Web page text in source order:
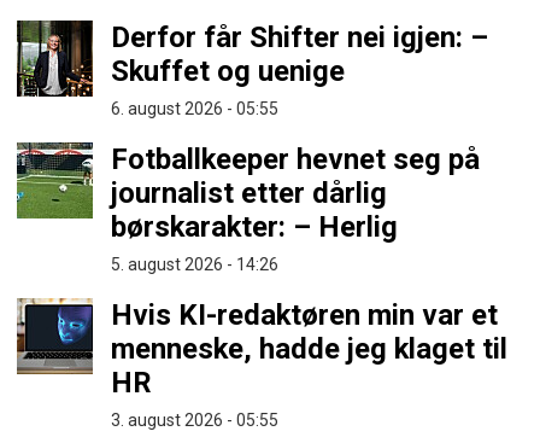
Derfor får Shifter nei igjen: –
Skuffet og uenige
6. august 2026 - 05:55
Fotballkeeper hevnet seg på
journalist etter dårlig
børskarakter: – Herlig
5. august 2026 - 14:26
Hvis KI-redaktøren min var et
menneske, hadde jeg klaget til
HR
3. august 2026 - 05:55